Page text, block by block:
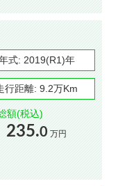
式: 2019(R1)年
行距離: 9.2万Km
額(税込)
235.0 万円